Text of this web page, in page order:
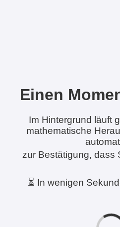
Einen
Im Hintergrund läuft
mathematische
zur Bestätigung, dass
⏳ In wenigen